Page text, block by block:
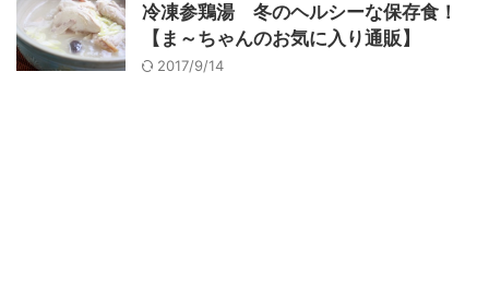
冷凍参鶏湯 冬のヘルシーな保存食！
【ま～ちゃんのお気に入り通販】
2017/9/14